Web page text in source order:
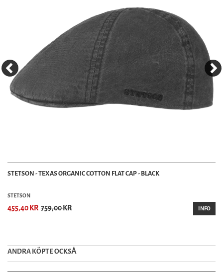
STETSON - TEXAS ORGANIC COTTON FLAT CAP - BLACK
STETSON
455,40 KR 759,00 KR INFO
ANDRA KÖPTE OCKSȦ